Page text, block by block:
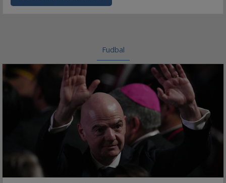
Fudbal